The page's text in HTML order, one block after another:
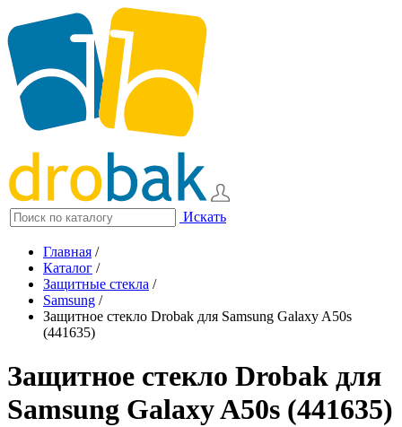
Искать
Главная /
Каталог /
Защитные стекла /
Samsung /
Защитное стекло Drobak для Samsung Galaxy A50s
(441635)
Защитное стекло Drobak для
Samsung Galaxy A50s (441635)